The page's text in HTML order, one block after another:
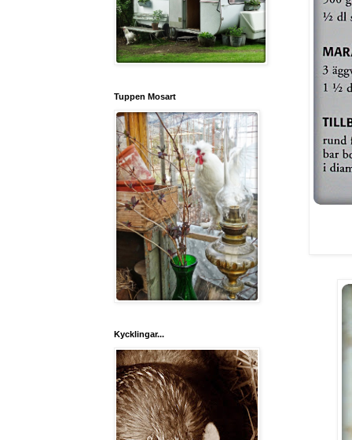
Tuppen Mosart
Kycklingar...